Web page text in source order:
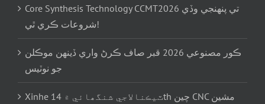
Core Synthesis Technology CCMT2026 تي پنهنجي وڏي
شروعات ڪري ٿي!
ڪور مصنوعي 2026 قبر صاف ڪرڻ واري ڏينهن موڪلن
جو نوٽيس
Xinhe ٽيڪنالاجي شنگھائي ۾ 14th چين CNC مشين